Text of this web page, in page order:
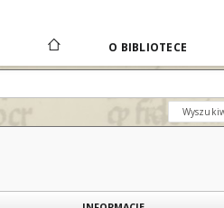
O BIBLIOTECE